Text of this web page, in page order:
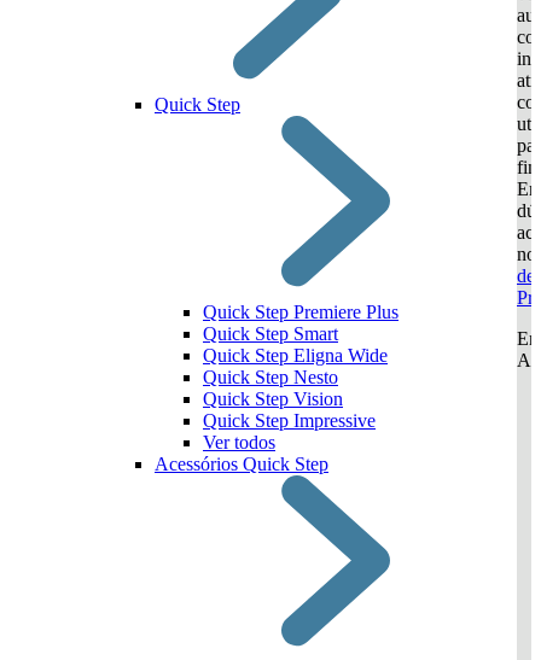
Quick Step
Quick Step Premiere Plus
Quick Step Smart
Quick Step Eligna Wide
Quick Step Nesto
Quick Step Vision
Quick Step Impressive
Ver todos
Acessórios Quick Step
de